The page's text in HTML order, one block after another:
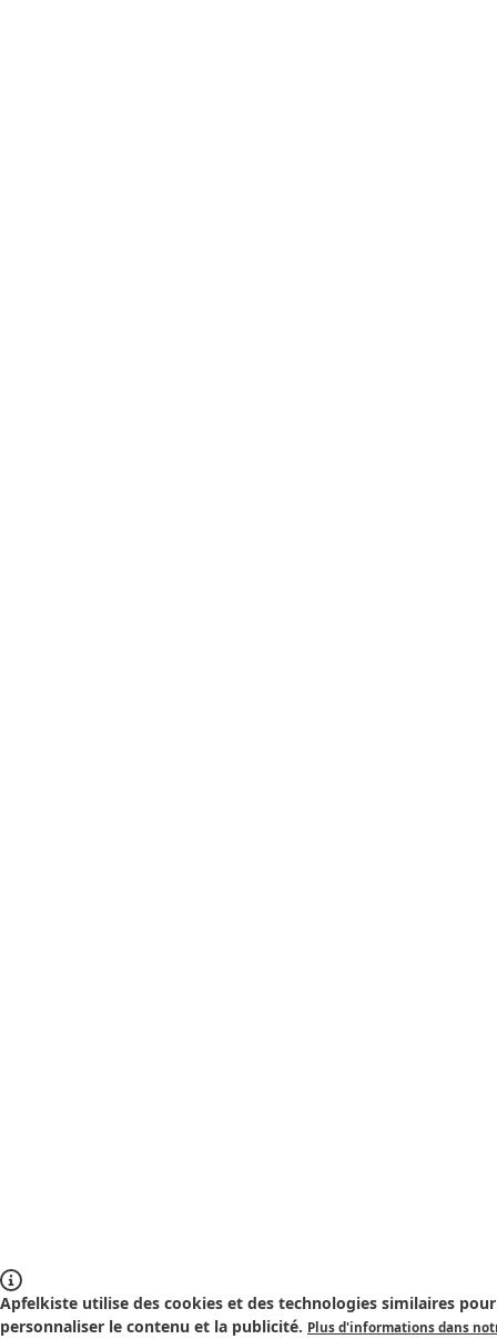
Apfelkiste utilise des cookies et des technologies similaires
personnaliser le contenu et la publicité. Plus d'informations dans